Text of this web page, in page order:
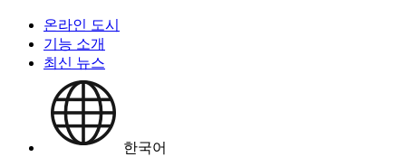
온라인 도시
기능 소개
최신 뉴스
한국어